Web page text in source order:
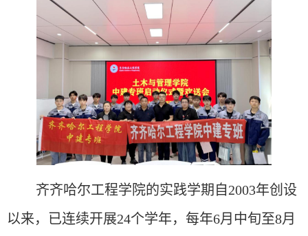
齐齐哈尔工程学院的实践学期自 2003年创设
以来，已连续开展24个学年，每年6月中旬至8月